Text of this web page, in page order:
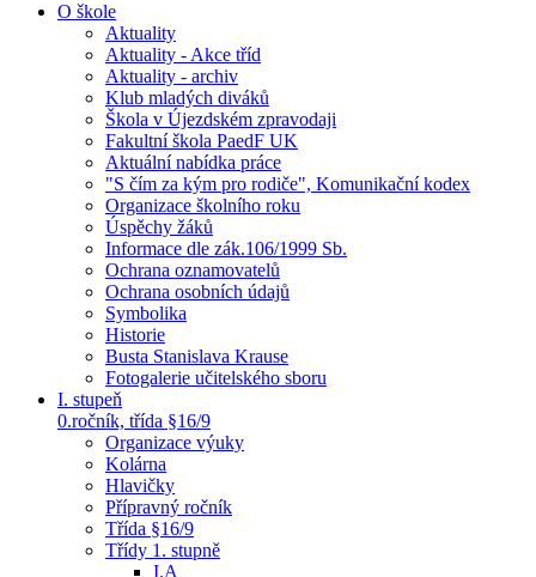
O škole
Aktuality
Aktuality - Akce tříd
Aktuality - archiv
Klub mladých diváků
Škola v Újezdském zpravodaji
Fakultní škola PaedF UK
Aktuální nabídka práce
"S čím za kým pro rodiče", Komunikační kodex
Organizace školního roku
Úspěchy žáků
Informace dle zák.106/1999 Sb.
Ochrana oznamovatelů
Ochrana osobních údajů
Symbolika
Historie
Busta Stanislava Krause
Fotogalerie učitelského sboru
I. stupeň
0.ročník, třída §16/9
Organizace výuky
Kolárna
Hlavičky
Přípravný ročník
Třída §16/9
Třídy 1. stupně
I.A